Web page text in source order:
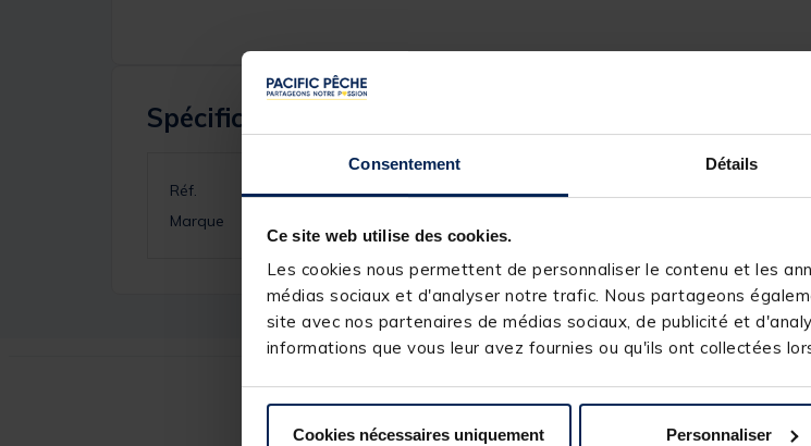
Consentement Détails
Ce site web utilise des cookies.
Les cookies nous permettent de personnaliser le contenu et les
médias sociaux et d'analyser notre trafic. Nous partageons
site avec nos partenaires de médias sociaux, de publicité et
informations que vous leur avez fournies ou qu'ils ont collectées
Cookies nécessaires uniquement Personnaliser
Spécifications
Réf.
Marque
Ces produits pourraient